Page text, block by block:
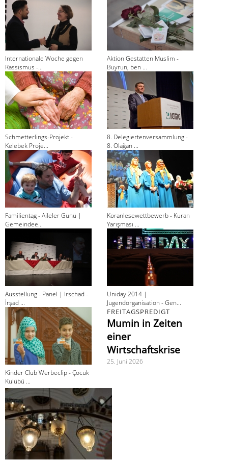
Internationale Woche gegen
Rassismus -...
Aktion Gestatten Muslim -
Buyrun, ben ...
Schmetterlings-Projekt -
Kelebek Proje...
8. Delegiertenversammlung -
8. Olağan ...
Familientag - Aileler Günü |
Gemeindee...
Koranlesewettbewerb - Kuran
Yarışması ...
Ausstellung - Panel | Irschad -
İrşad ...
Uniday 2014 |
Jugendorganisation - Gen...
Kinder Club Werbeclip - Çocuk
Kulübü ...
FREITAGSPREDIGT
Mumin in Zeiten
einer
Wirtschaftskrise
25. Juni 2026